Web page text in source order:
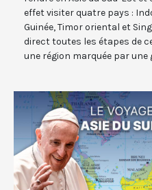
effet visiter quatre pays :
Guinée, Timor oriental et
direct toutes les étapes de
une région marquée par une